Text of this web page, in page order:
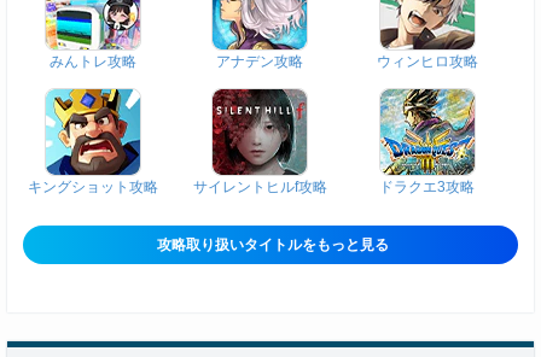
みんトレ攻略 アナデン攻略 ウィンヒロ攻略
キングショット攻略 サイレントヒルf攻略 ドラクエ3攻略
攻略取り扱いタイトルをもっと見る